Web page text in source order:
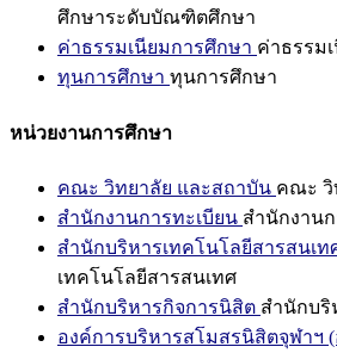
ศึกษาระดับบัณฑิตศึกษา
ค่าธรรมเนียมการศึกษา ค่าธรรม
ทุนการศึกษา ทุนการศึกษา
หน่วยงานการศึกษา
คณะ วิทยาลัย และสถาบัน คณะ วิ
สำนักงานการทะเบียน สำนักงาน
สำนักบริหารเทคโนโลยีสารสนเท
เทคโนโลยีสารสนเทศ
สำนักบริหารกิจการนิสิต สำนักบริ
องค์การบริหารสโมสรนิสิตจุฬาฯ